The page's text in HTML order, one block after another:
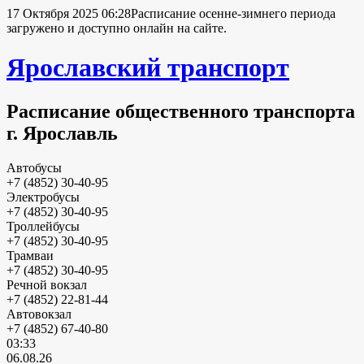
17 Октября 2025 06:28Расписание осенне-зимнего периода
загружено и доступно онлайн на сайте.
Ярославский транспорт
Расписание общественного транспорта
г. Ярославль
Автобусы
+7 (4852) 30-40-95
Электробусы
+7 (4852) 30-40-95
Троллейбусы
+7 (4852) 30-40-95
Трамваи
+7 (4852) 30-40-95
Речной вокзал
+7 (4852) 22-81-44
Автовокзал
+7 (4852) 67-40-80
03:33
06.08.26